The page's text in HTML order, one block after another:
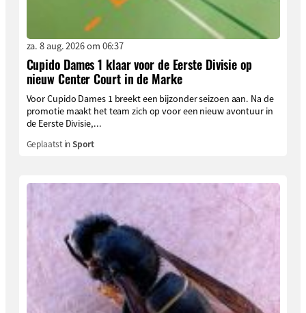
za. 8 aug. 2026 om 06:37
Cupido Dames 1 klaar voor de Eerste Divisie op
nieuw Center Court in de Marke
Voor Cupido Dames 1 breekt een bijzonder seizoen aan. Na de
promotie maakt het team zich op voor een nieuw avontuur in
de Eerste Divisie,...
Geplaatst inSport